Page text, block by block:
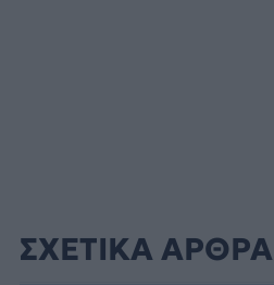
ΣΧΕΤΙΚΑ ΑΡΘΡΑ